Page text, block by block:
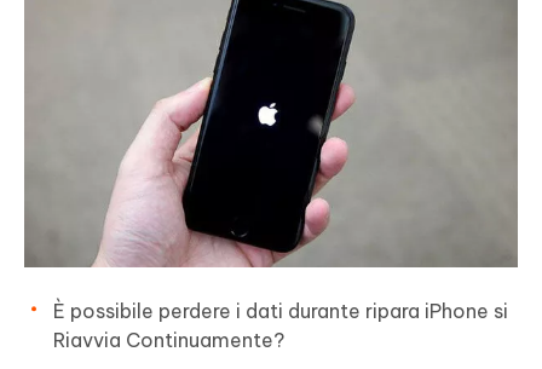
È possibile perdere i dati durante ripara iPhone si
Riavvia Continuamente?